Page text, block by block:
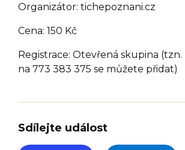
Organizátor: tichepoznani.cz
Cena: 150 Kč
Registrace: Otevřená skupina
na 773 383 375 se můžete přidat)
Sdílejte událost